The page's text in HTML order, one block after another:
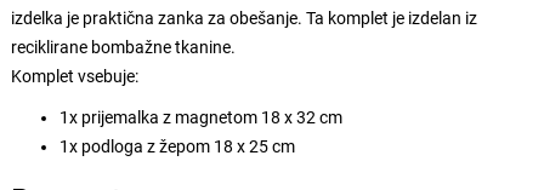
izdelka je praktična zanka za obešanje. Ta komplet je izdelan iz
reciklirane bombažne tkanine.
Komplet vsebuje:
1x prijemalka z magnetom 18 x 32 cm
1x podloga z žepom 18 x 25 cm